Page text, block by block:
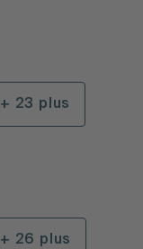
+ 23 plus
+ 26 plus